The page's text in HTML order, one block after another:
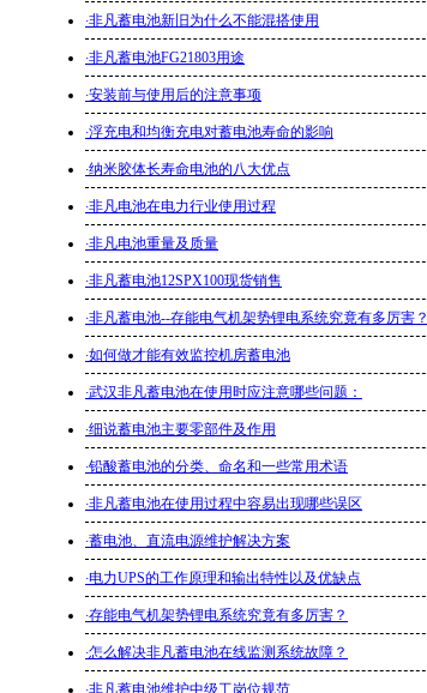
·非凡蓄电池新旧为什么不能混搭使用
·非凡蓄电池FG21803用途
·安装前与使用后的注意事项
·浮充电和均衡充电对蓄电池寿命的影响
·纳米胶体长寿命电池的八大优点
·非凡电池在电力行业使用过程
·非凡电池重量及质量
·非凡蓄电池12SPX100现货销售
·非凡蓄电池--存能电气机架势锂电系统究竟有多厉害？
·如何做才能有效监控机房蓄电池
·武汉非凡蓄电池在使用时应注意哪些问题：
·细说蓄电池主要零部件及作用
·铅酸蓄电池的分类、命名和一些常用术语
·非凡蓄电池在使用过程中容易出现哪些误区
·蓄电池、直流电源维护解决方案
·电力UPS的工作原理和输出特性以及优缺点
·存能电气机架势锂电系统究竟有多厉害？
·怎么解决非凡蓄电池在线监测系统故障？
·非凡蓄电池维护中级工岗位规范